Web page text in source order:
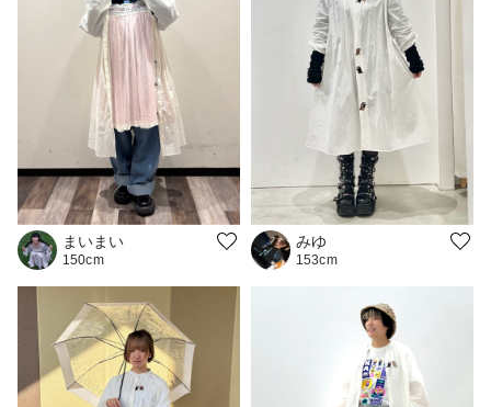
まいまい
150cm
みゆ
153cm